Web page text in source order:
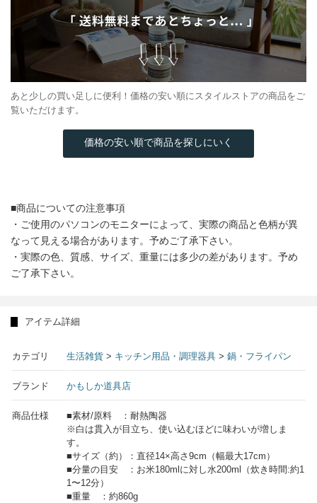
あと少しの買い足しに便利！価格の安い順にスタイルストアの商品をご
覧いただけます。
価格の安い順で商品を探しにいく
■商品についての注意事項
・ご使用のパソコンのモニターによって、実際の商品と色柄が異
なって見える場合があります。予めご了承下さい。
・実際の色、質感、サイズ、重量には多少の差があります。予め
ご了承下さい。
アイテム詳細
カテゴリ 生活雑貨 > キッチン用品・調理器具 > 鍋・フライパン
ブランド かもしか道具店
商品仕様
■素材/原料 ：耐熱陶器
※白は貫入が目立ち、使い込むほどに味わいが増しま
す。
■サイズ（約）：直径14×高さ9cm（幅最大17cm）
■分量の目安 ：お米180mlに対し水200ml（炊き時間:約1
1〜12分）
■重量 ：約860g